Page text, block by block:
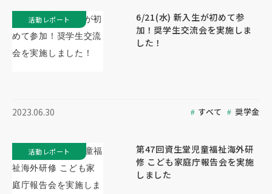
6/21(水) 新入生が初めて参
加！奨学生交流会を実施しま
した！
2023.06.30 すべて 奨学金
活動レポート
第47回資生堂児童福祉海外研
修 こども家庭庁報告会を実施
しました
活動レポート